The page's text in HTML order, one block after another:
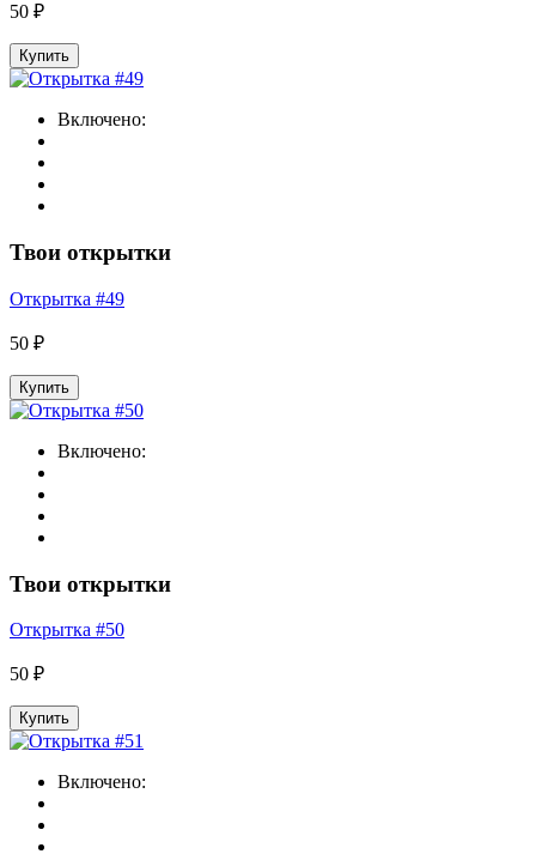
50 ₽
Купить
Включено:
Твои открытки
Открытка #49
50 ₽
Купить
Включено:
Твои открытки
Открытка #50
50 ₽
Купить
Включено: